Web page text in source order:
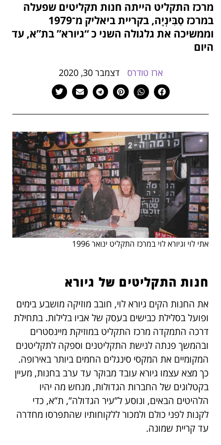
format_underlined הוסף קו תחתון לקישורים
font_download סמן קישורים
כל
האפשרויות
מרכז התקליט הייתה חנות תקליטים שפעלה
במרכז סַבִּינְיָה, בקריית ביאליק מ־1979
וממשיכה את גלגולה השני כ “גיורא” בת”א, עד
היום
ארז טודרס דצמבר 30, 2020
אתי לוי וגיורא לוי במרכז התקליט ינואר 1996
חנות התקליטים של גיורא
את החנות הקים גיורא לוי, חובב מוזיקה מושבע בימים
ופועל בסלילת כבישים בעסק של אביו בלילות. בתחילת
דרכה התמקדה מרכז התקליט במוזיקת מיינסטרים
ובהמשך פנתה לנישת התקליטנים וספקה לתקליטנים
המקומיים את המקסי סינגלים החמים ביותר באירופה.
כך מצא עצמו גיורא עובד מבוקר עד ערב בחנות, מעיין
בקטלוגים של החברות הגדולות, מנחש מה יהיו
הלהיטים הבאים, ונוסע ל”עיר הגדולה”, ת”א, כדי
לקנות לפני כולם ולמכור ללקוחותיו שהתפרסו מחדרה
עד קריית שמונה.